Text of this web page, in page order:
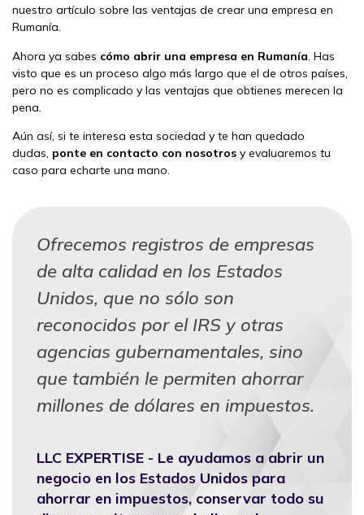
nuestro artículo sobre las ventajas de crear una empresa en
Rumanía.
Ahora ya sabes cómo abrir una empresa en Rumanía. Has
visto que es un proceso algo más largo que el de otros países,
pero no es complicado y las ventajas que obtienes merecen la
pena.
Aún así, si te interesa esta sociedad y te han quedado
dudas, ponte en contacto con nosotros y evaluaremos tu
caso para echarte una mano.
Ofrecemos registros de empresas
de alta calidad en los Estados
Unidos, que no sólo son
reconocidos por el IRS y otras
agencias gubernamentales, sino
que también le permiten ahorrar
millones de dólares en impuestos.
LLC EXPERTISE - Le ayudamos a abrir un
negocio en los Estados Unidos para
ahorrar en impuestos, conservar todo su